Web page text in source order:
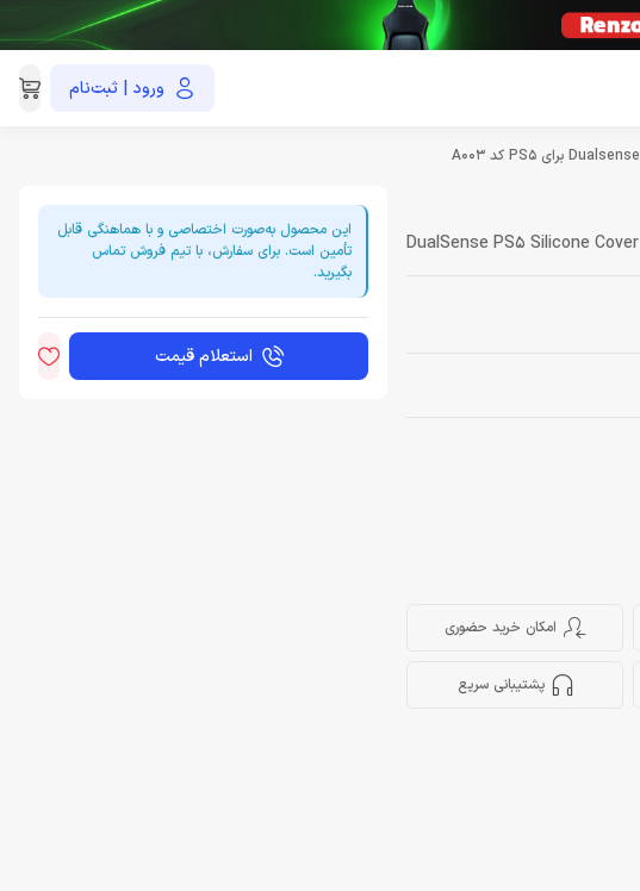
ورود | ثبت‌نام021-91035390
DualSense PS5 Silicone Cover
امکان خرید حضوری
پشتیبانی سریع
این محصول به‌صورت اختصاصی و با هماهنگی قابل
تأمین است. برای سفارش، با تیم فروش تماس
بگیرید.
استعلام قیمت